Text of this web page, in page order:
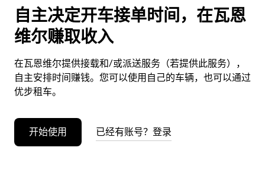
闭
日
历。
自主决定开车接单时间，在瓦恩
维尔赚取收入
在瓦恩维尔提供接载和/或派送服务（若提供此服务），
自主安排时间赚钱。您可以使用自己的车辆，也可以通过
优步租车。
开始使用 已经有账号？登录